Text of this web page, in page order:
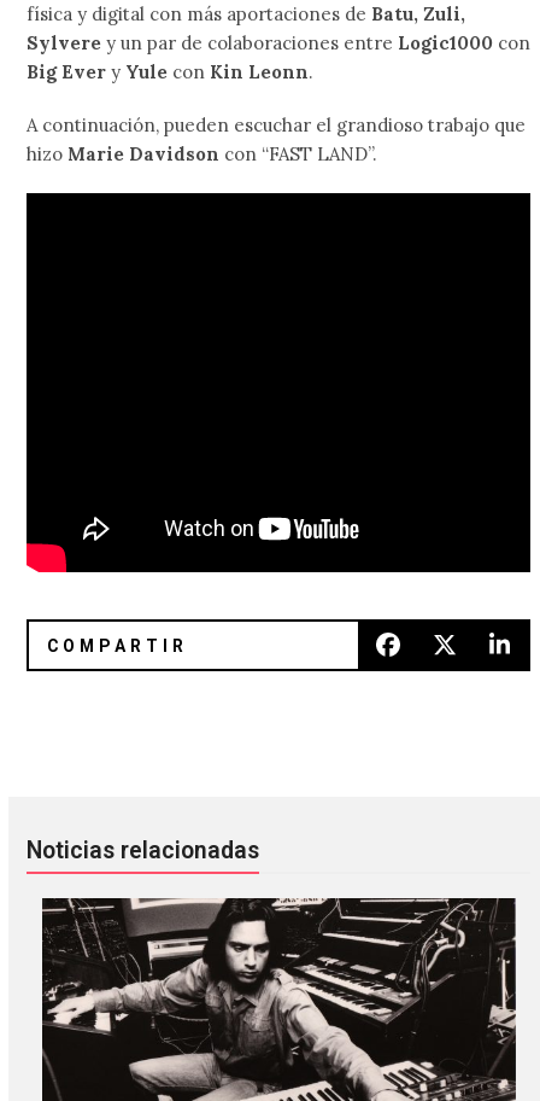
física y digital con más aportaciones de Batu, Zuli,
Sylvere y un par de colaboraciones entre Logic1000 con
Big Ever y Yule con Kin Leonn.
A continuación, pueden escuchar el grandioso trabajo que
hizo Marie Davidson con “FAST LAND”.
Noticias relacionadas